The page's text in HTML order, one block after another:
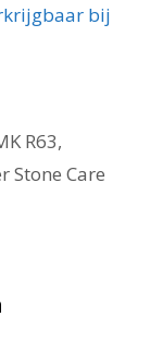
bij
R63,
Stone Care